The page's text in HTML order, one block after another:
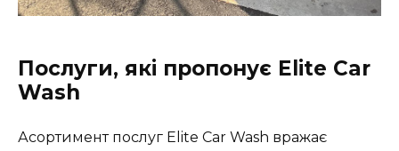
Послуги, які пропонує Elite Car
Wash
Асортимент послуг Elite Car Wash вражає